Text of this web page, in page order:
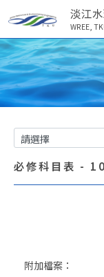
淡江
WREE,
必修科目表 -
附加檔案：